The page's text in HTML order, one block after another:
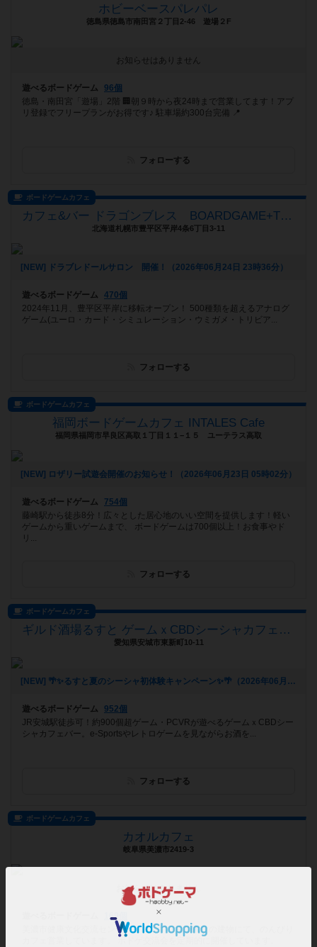
ホビーベースパレパレ
徳島県徳島市南田宮２丁目2-46 遊場２F
お知らせはありません
遊べるボードゲーム
96個
徳島・南田宮「遊場」2階 🏢朝９時から夜24時まで営業してます！アプ
リ登録でフリープランがお得です♪ 駐車場約300台完備 📍
フォローする
ボードゲームカフェ
カフェ&バー ドラゴンブレス BOARDGAME+TRPG
北海道札幌市豊平区平岸4条6丁目3-11
[NEW] ドラブレドールサロン 開催！（2026年06月24日 23時36分）
遊べるボードゲーム
470個
2024年11月、豊平区平岸に移転オープン！ 500種類を超えるアナログ
ゲーム(ユーロ・カード・シミュレーション・ウミガメ・トリビア...
フォローする
ボードゲームカフェ
福岡ボードゲームカフェ INTALES Cafe
福岡県福岡市早良区高取１丁目１１−１５ ユーテラス高取
[NEW] ロザリー試遊会開催のお知らせ！（2026年06月23日 05時02分）
遊べるボードゲーム
754個
藤崎駅から徒歩8分！広々とした居心地のいい空間を提供します！軽い
ゲームから重いゲームまで、 ボードゲームは700個以上！お食事やド
リ...
フォローする
ボードゲームカフェ
ギルド酒場るすと ゲームｘCBDシーシャカフェバー
愛知県安城市東新町10-11
[NEW] 🌴✨るすと夏のシーシャ初体験キャンペーン✨🌴（2026年06月03日 02時03分）
遊べるボードゲーム
952個
JR安城駅徒歩可！約900個超ゲーム・PCVRが遊べるゲームｘCBDシー
シャカフェバー。e-Sportsやレトロゲームを見ながらお酒を...
フォローする
ボードゲームカフェ
カオルカフェ
岐阜県美濃市2419-3
お知らせはありません
169個
美濃市健康文化交流センター駐車場すぐ横の水色の建物にて、のんびり